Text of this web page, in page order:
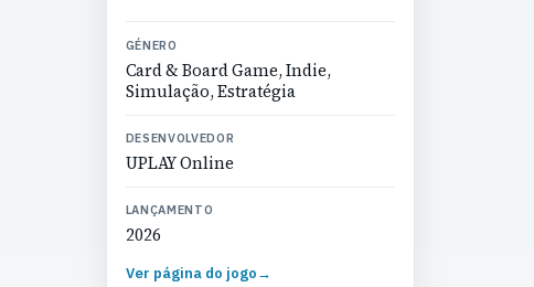
GÉNERO
Card & Board Game, Indie,
Simulação, Estratégia
DESENVOLVEDOR
UPLAY Online
LANÇAMENTO
2026
Ver página do jogo→